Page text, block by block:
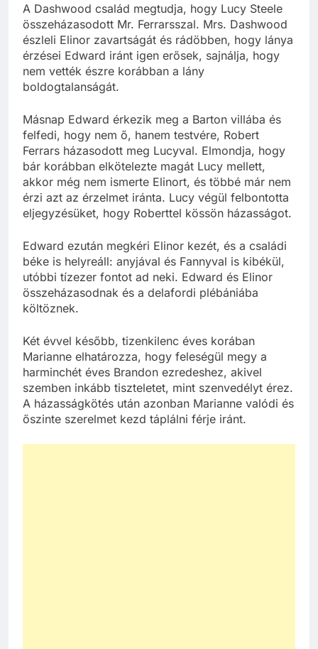
A Dashwood család megtudja, hogy Lucy Steele
összeházasodott Mr. Ferrarsszal. Mrs. Dashwood
észleli Elinor zavartságát és rádöbben, hogy lánya
érzései Edward iránt igen erősek, sajnálja, hogy
nem vették észre korábban a lány
boldogtalanságát.
Másnap Edward érkezik meg a Barton villába és
felfedi, hogy nem ő, hanem testvére, Robert
Ferrars házasodott meg Lucyval. Elmondja, hogy
bár korábban elkötelezte magát Lucy mellett,
akkor még nem ismerte Elinort, és többé már nem
érzi azt az érzelmet iránta. Lucy végül felbontotta
eljegyzésüket, hogy Roberttel kössön házasságot.
Edward ezután megkéri Elinor kezét, és a családi
béke is helyreáll: anyjával és Fannyval is kibékül,
utóbbi tízezer fontot ad neki. Edward és Elinor
összeházasodnak és a delafordi plébániába
költöznek.
Két évvel később, tizenkilenc éves korában
Marianne elhatározza, hogy feleségül megy a
harminchét éves Brandon ezredeshez, akivel
szemben inkább tiszteletet, mint szenvedélyt érez.
A házasságkötés után azonban Marianne valódi és
őszinte szerelmet kezd táplálni férje iránt.